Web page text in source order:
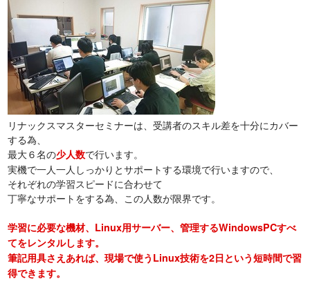
リナックスマスターセミナーは、受講者のスキル差を十分にカバー
する為、
最大６名の少人数で行います。
実機で一人一人しっかりとサポートする環境で行いますので、
それぞれの学習スピードに合わせて
丁寧なサポートをする為、この人数が限界です。
学習に必要な機材、Linux用サーバー、管理するWindowsPCすべ
てをレンタルします。
筆記用具さえあれば、現場で使うLinux技術を2日という短時間で習
得できます。